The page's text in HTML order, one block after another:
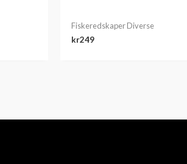
Fiskeredskaper Diverse
kr249